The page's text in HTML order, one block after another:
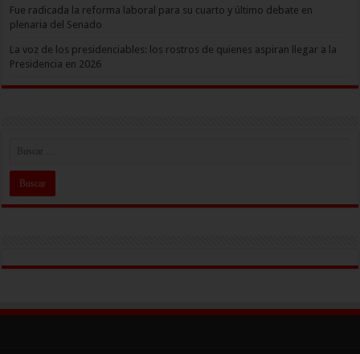
Fue radicada la reforma laboral para su cuarto y último debate en
plenaria del Senado
La voz de los presidenciables: los rostros de quienes aspiran llegar a la
Presidencia en 2026